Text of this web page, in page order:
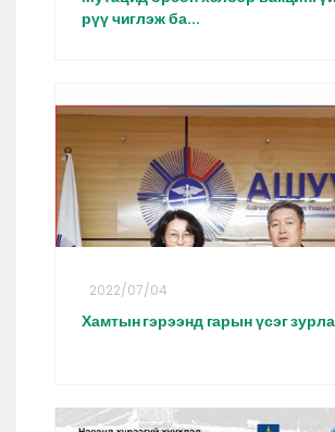
рүү чиглэж ба...
2022/07/04
Хамтын гэрээнд гарын үсэг